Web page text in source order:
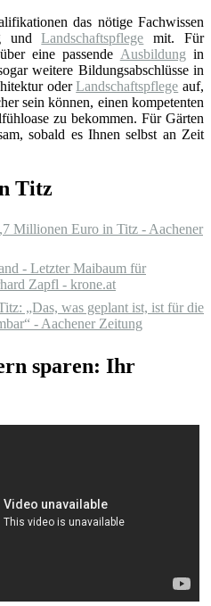
das nötige Fachwissen
undLandschaftspflege mit. Für
eine passende Ausbildung in
weitere Bildungsabschlüsse in
oderLandschaftspflege auf,
sein können, einen kompetenten
zu bekommen. Für Gärten
sobald es Ihnen selbst an Zeit
Titz
Millionen Euro in Titz - Aachener
- Letzter Maibaum für
Zapfl - krone.at
„Das, was geplant ist, ist für die
- Aachener Zeitung
sparen: Ihr